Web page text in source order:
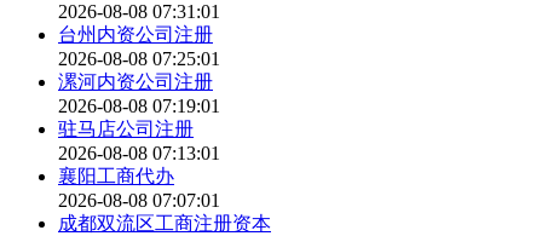
2026-08-08 07:31:01
台州内资公司注册
2026-08-08 07:25:01
漯河内资公司注册
2026-08-08 07:19:01
驻马店公司注册
2026-08-08 07:13:01
襄阳工商代办
2026-08-08 07:07:01
成都双流区工商注册资本